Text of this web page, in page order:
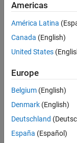
録画: 2016 年 10 月
関連リソース
ビデオに関するご
UP NEXT:
RELATED VIDEOS:
関連ビデオをもっと
Americas
América Latina
Canada (English)
United States
Europe
Belgium (English)
Denmark (English)
Deutschland
España (Español)